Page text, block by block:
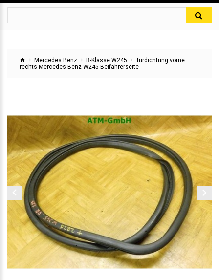
Mercedes Benz B-Klasse W245
Türdichtung vorne
rechts Mercedes Benz W245 Beifahrerseite